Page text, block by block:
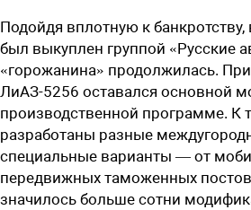
Подойдя вплотную к
был выкуплен группой «Русские
«горожанина» продолжилась.
ЛиАЗ-5256 оставался основной
производственной программе. К
разработаны разные
специальные варианты — от
передвижных таможенных
значилось больше сотни